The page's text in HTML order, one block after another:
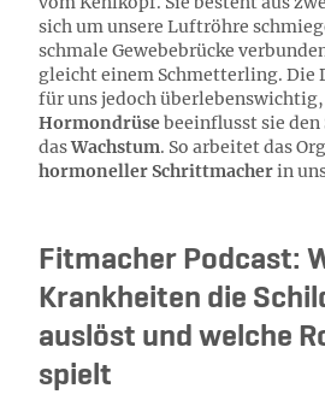
sich um unsere Luftröhre
schmale Gewebebrücke
gleicht einem Schmetterling. Die
für uns jedoch
Hormondrüsebeeinflusst sie den
dasWachstum. So arbeitet das
hormoneller Schrittmacherin
Fitmacher Podcast:
Krankheiten die
auslöst und welche
spielt